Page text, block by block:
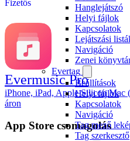
Hanglejátszó
Helyi fájlok
Kapcsolatok
Lejátszási
Navigáció
Zenei
Evertag
Beállítások
Helyi fájlok
Kapcsolatok
Navigáció
Tag mező
Tag szerkesztő
Evermusic Pro
iPhone, iPad, Apple Silicon Mac
áron
Fizetős
App Store csomagolás